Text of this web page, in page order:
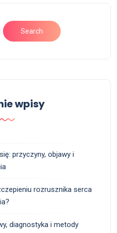
wpisy
przyczyny, objawy i
rozrusznika serca
diagnostyka i metody